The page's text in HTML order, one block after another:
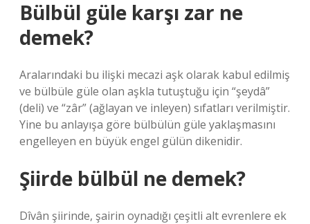
Bülbül güle karşı zar ne
demek?
Aralarındaki bu ilişki mecazi aşk olarak kabul edilmiş
ve bülbüle güle olan aşkla tutuştuğu için “şeydâ”
(deli) ve “zâr” (ağlayan ve inleyen) sıfatları verilmiştir.
Yine bu anlayışa göre bülbülün güle yaklaşmasını
engelleyen en büyük engel gülün dikenidir.
Şiirde bülbül ne demek?
Dîvân şiirinde, şairin oynadığı çeşitli alt evrenlere ek